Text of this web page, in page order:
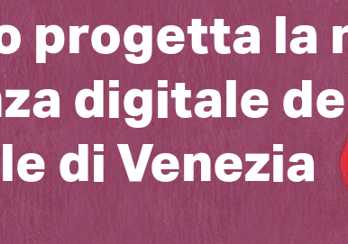
progetta la
digitale
di Venezia